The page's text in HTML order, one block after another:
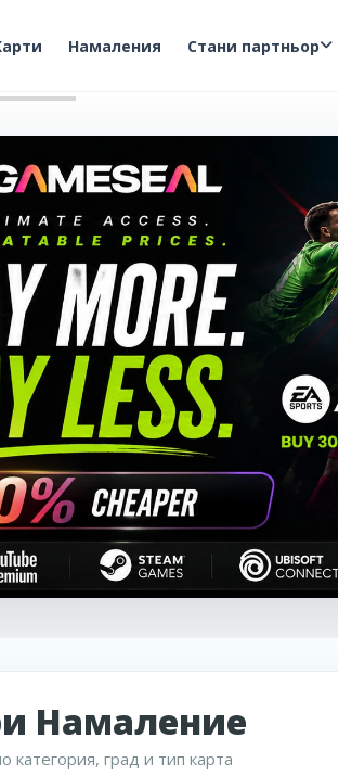
Намаления Стани партньор
Намаление
категория, град и тип карта